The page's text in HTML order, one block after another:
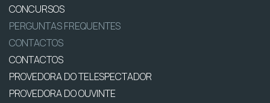
CONCURSOS
PERGUNTAS FREQUENTES
CONTACTOS
CONTACTOS
PROVEDORA DO TELESPECTADOR
PROVEDORA DO OUVINTE